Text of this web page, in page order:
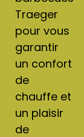
Traeger
pour vous
garantir
un confort
de
chauffe et
un plaisir
de